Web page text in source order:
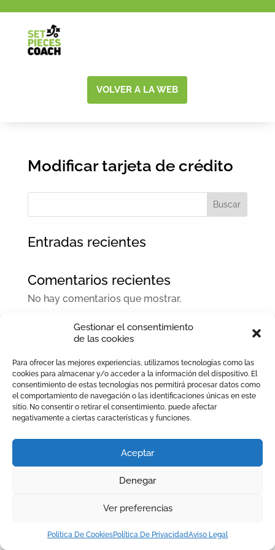
Gestionar el consentimiento
de las cookies
Para ofrecer las mejores experiencias, utilizamos tecnologías como las
cookies para almacenar y/o acceder a la información del dispositivo. El
consentimiento de estas tecnologías nos permitirá procesar datos como
el comportamiento de navegación o las identificaciones únicas en este
sitio. No consentir o retirar el consentimiento, puede afectar
negativamente a ciertas características y funciones.
Aceptar
Denegar
Ver preferencias
Política De CookiesPolítica De PrivacidadAviso Legal
VOLVER A LA WEB
Modificar tarjeta de crédito
Buscar
Entradas recientes
Comentarios recientes
No hay comentarios que mostrar.